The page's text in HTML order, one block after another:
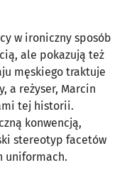
w ironiczny sposób
ale pokazują też
męskiego traktuje
a reżyser, Marcin
tej historii.
konwencją,
stereotyp facetów
uniformach.